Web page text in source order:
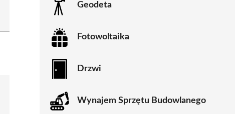
Geodeta
Fotowoltaika
Drzwi
Wynajem Sprzętu Budowlanego